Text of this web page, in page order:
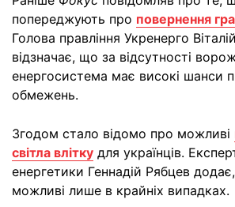
попереджують про повернення
Голова правління Укренерго
відзначає, що за відсутності
енергосистема має високі шанси
обмежень.
Згодом стало відомо про можливі
світла влітку для українців.
енергетики Геннадій Рябцев
можливі лише в крайніх випадках.